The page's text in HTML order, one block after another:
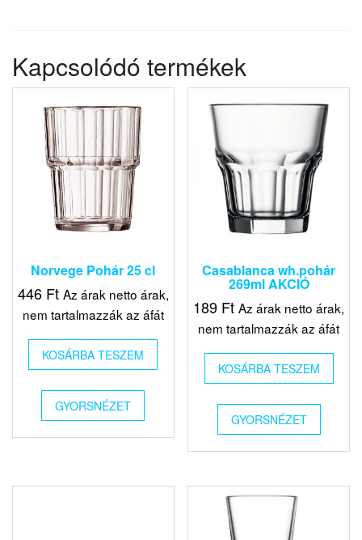
Kapcsolódó termékek
Norvege Pohár 25 cl
446 Ft Az árak netto árak,
nem tartalmazzák az áfát
KOSÁRBA TESZEM
GYORSNÉZET
Casablanca wh.pohár
269ml AKCIÓ
189 Ft Az árak netto árak,
nem tartalmazzák az áfát
KOSÁRBA TESZEM
GYORSNÉZET